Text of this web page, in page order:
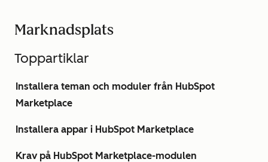
Marknadsplats
Toppartiklar
Installera teman och moduler från HubSpot
Marketplace
Installera appar i HubSpot Marketplace
Krav på HubSpot Marketplace-modulen